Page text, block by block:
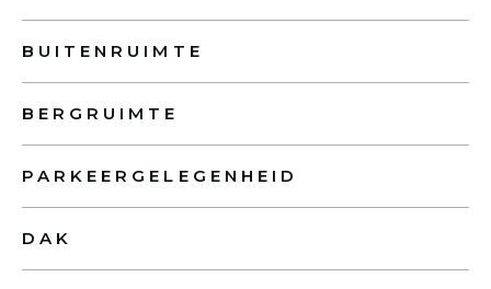
BUITENRUIMTE
BERGRUIMTE
PARKEERGELEGENHEID
DAK